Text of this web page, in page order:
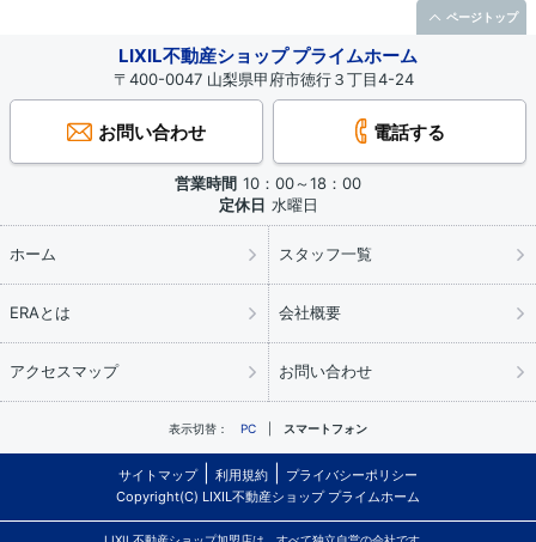
LIXIL不動産ショップ プライムホーム
〒400-0047 山梨県甲府市徳行３丁目4-24
お問い合わせ 電話する
営業時間 10：00～18：00
定休日 水曜日
ホーム スタッフ一覧
ERAとは 会社概要
アクセスマップ お問い合わせ
表示切替： PC スマートフォン
サイトマップ 利用規約
プライバシーポリシー
Copyright(C) LIXIL不動産ショップ プライムホーム
ページトップ